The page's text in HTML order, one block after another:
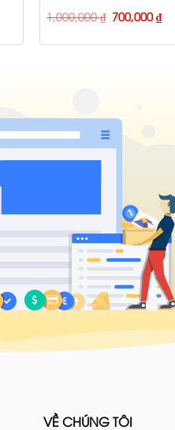
1,000,000₫ 700,000₫
VỀ CHÚNG TÔI